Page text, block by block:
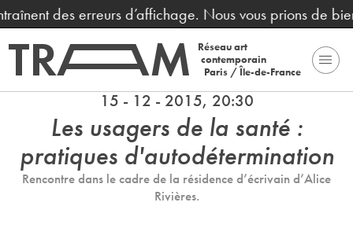
des erreurs d’affichage. Nous vous prions de
Réseau art
contemporain
Paris / Île-de-France
15 - 12 - 2015, 20:30
Les usagers de la santé :
pratiques d'autodétermination
Rencontre dans le cadre de la résidence d’écrivain d’Alice
Rivières.